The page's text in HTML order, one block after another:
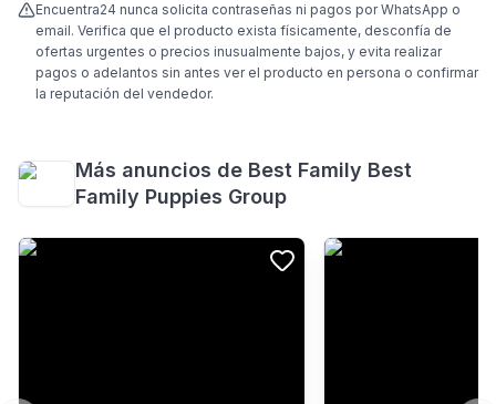
Encuentra24 nunca solicita contraseñas ni pagos por WhatsApp o
email. Verifica que el producto exista físicamente, desconfía de
ofertas urgentes o precios inusualmente bajos, y evita realizar
pagos o adelantos sin antes ver el producto en persona o confirmar
la reputación del vendedor.
Más anuncios de Best Family Best
Family Puppies Group